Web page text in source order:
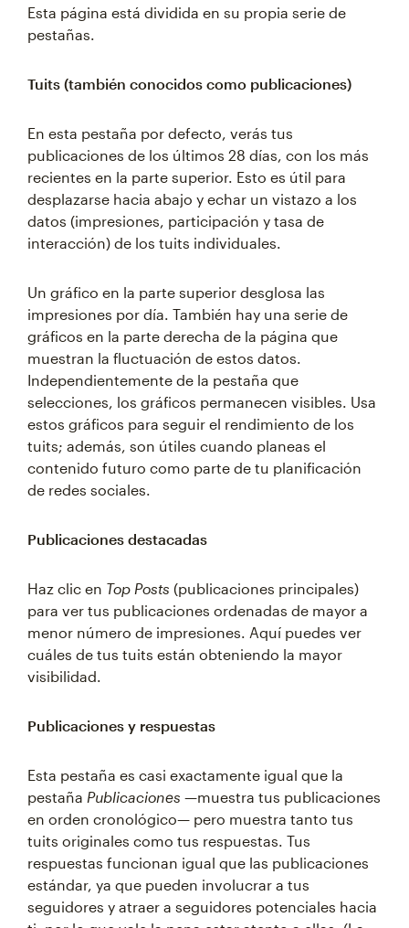
Esta página está dividida en su propia serie de
pestañas.
Tuits (también conocidos como publicaciones)
En esta pestaña por defecto, verás tus
publicaciones de los últimos 28 días, con los más
recientes en la parte superior. Esto es útil para
desplazarse hacia abajo y echar un vistazo a los
datos (impresiones, participación y tasa de
interacción) de los tuits individuales.
Un gráfico en la parte superior desglosa las
impresiones por día. También hay una serie de
gráficos en la parte derecha de la página que
muestran la fluctuación de estos datos.
Independientemente de la pestaña que
selecciones, los gráficos permanecen visibles. Usa
estos gráficos para seguir el rendimiento de los
tuits; además, son útiles cuando planeas el
contenido futuro como parte de tu planificación
de redes sociales.
Publicaciones destacadas
Haz clic en Top Posts (publicaciones principales)
para ver tus publicaciones ordenadas de mayor a
menor número de impresiones. Aquí puedes ver
cuáles de tus tuits están obteniendo la mayor
visibilidad.
Publicaciones y respuestas
Esta pestaña es casi exactamente igual que la
pestaña Publicaciones —muestra tus publicaciones
en orden cronológico— pero muestra tanto tus
tuits originales como tus respuestas. Tus
respuestas funcionan igual que las publicaciones
estándar, ya que pueden involucrar a tus
seguidores y atraer a seguidores potenciales hacia